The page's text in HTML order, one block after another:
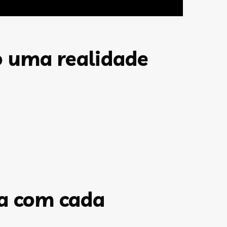
uma realidade
com cada